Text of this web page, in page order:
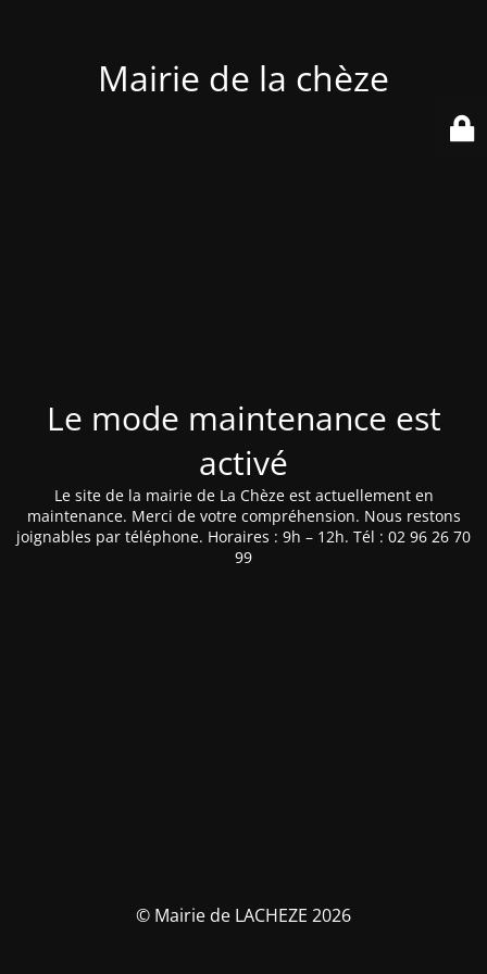
Mairie de la chèze
Le mode maintenance est
activé
Le site de la mairie de La Chèze est actuellement en
maintenance. Merci de votre compréhension. Nous restons
joignables par téléphone. Horaires : 9h – 12h. Tél : 02 96 26 70
99
© Mairie de LACHEZE 2026